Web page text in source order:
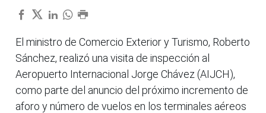
El ministro de Comercio Exterior y Turismo, Roberto
Sánchez, realizó una visita de inspección al
Aeropuerto Internacional Jorge Chávez (AIJCH),
como parte del anuncio del próximo incremento de
aforo y número de vuelos en los terminales aéreos